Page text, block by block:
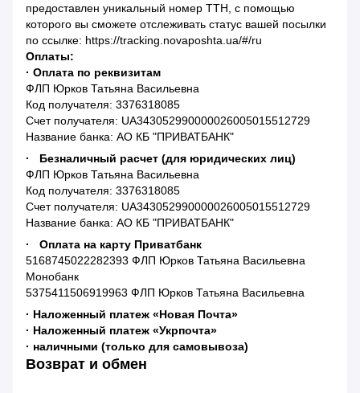
предоставлен уникальный номер ТТН, с помощью
которого вы сможете отслеживать статус вашей посылки
по ссылке: https://tracking.novaposhta.ua/#/ru
Оплаты:
· Оплата по реквизитам
ФЛП Юрков Татьяна Васильевна
Код получателя: 3376318085
Счет получателя: UA343052990000026005015512729
Название банка: АО КБ "ПРИВАТБАНК"
· Безналичный расчет (для юридических лиц)
ФЛП Юрков Татьяна Васильевна
Код получателя: 3376318085
Счет получателя: UA343052990000026005015512729
Название банка: АО КБ "ПРИВАТБАНК"
· Оплата на карту Приватбанк
5168745022282393 ФЛП Юрков Татьяна Васильевна
Монобанк
5375411506919963 ФЛП Юрков Татьяна Васильевна
· Наложенный платеж «Новая Почта»
· Наложенный платеж «Укрпочта»
· наличными (только для самовывоза)
Возврат и обмен